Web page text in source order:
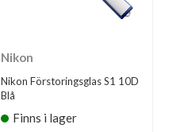
Nikon
Nikon Förstoringsglas S1 10D
Blå
Finns i lager